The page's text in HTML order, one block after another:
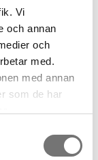
Vi
och annan
och
med.
med annan
som de har
återvunnet
en tidlös look.
både stil och
hemmet!
i